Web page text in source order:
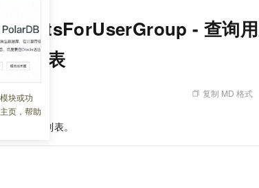
块或功
页，帮助
- 查询
户列表
复制 MD 格式
库账户列表。
Kimi 最新旗舰模型，长程编程与推理利器
对象存储 OSS
一站式AI开发、训练和推理服务
Qoder CN
云数据库
面向真实软件
云原生的云
路开发
即刻拥有 DeepSeek-V4-Pro
轻松解锁专属 DeepSeek-V4-Pro
Claude Code + GStack 打造工程团队
安装技能 GStack，拥有专属 AI 工程团队
一键部署幻
券
创新
阿里云 OPC 创新助力计划
至高百万元 Token 补贴，加速一人公司成长
Qwen3.8-Max 首发尝鲜，限时加量 10 倍，夜间低至2折
千问办公，限时限量积分加倍
你的AI工作搭子，覆盖日常办公高频场景
AI 电商营销
图文、视频一
AI助力短剧漫
价格优势
推动算力普惠，释放技术红利
身份实名认证
短信
OCR 文字识别
发票查验
宝塔 Linux
CentOS
JAVA
产品生态伙伴工作台
云存储合作计
云网络合作
企业增值服务台
服务实践
创新中心
全部认证
训练营
云栖战略参考
云上的中国
金融模力时刻
云栖大会
魔搭